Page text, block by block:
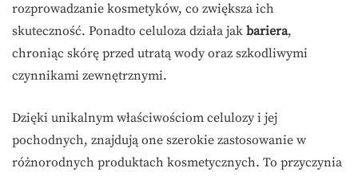
rozprowadzanie kosmetyków, co zwiększa ich
skuteczność. Ponadto celuloza działa jak bariera,
chroniąc skórę przed utratą wody oraz szkodliwymi
czynnikami zewnętrznymi.
Dzięki unikalnym właściwościom celulozy i jej
pochodnych, znajdują one szerokie zastosowanie w
różnorodnych produktach kosmetycznych. To przyczynia